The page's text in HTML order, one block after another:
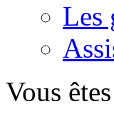
Les
Vous